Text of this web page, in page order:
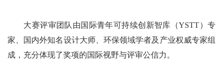
大赛评审团队由国际青年可持续创新智库（YSTT）专
家、国内外知名设计大师、环保领域学者及产业权威专家组
成，充分体现了奖项的国际视野与评审公信力。